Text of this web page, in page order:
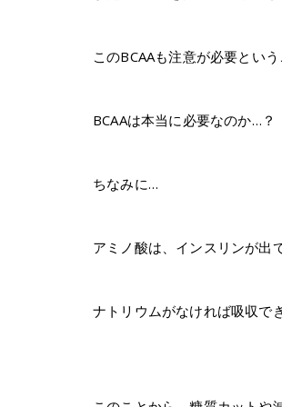
このBCAAも注意が必要という
BCAAは本当に必要なのか…？
ちなみに…
アミノ酸は、インスリンが出
ナトリウムがなければ吸収で